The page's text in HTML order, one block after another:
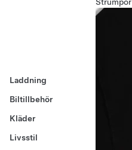
Laddning
Biltillbehör
Kläder
Livsstil